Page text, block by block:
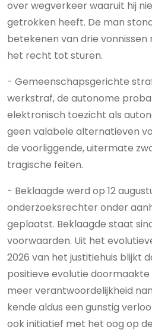
over wegverkeer waaruit hij
getrokken heeft. De man
betekenen van drie
het recht tot sturen.
- Gemeenschapsgerichte
werkstraf, de autonome
elektronisch toezicht als
geen valabele alternatieven
de voorliggende, uitermate
tragische feiten.
- Beklaagde werd op 12
onderzoeksrechter onder
geplaatst. Beklaagde staat
voorwaarden. Uit het
2026 van het justitiehuis blijkt
positieve evolutie doormaakte
meer verantwoordelijkheid
kende aldus een gunstig
ook initiatief met het oog op